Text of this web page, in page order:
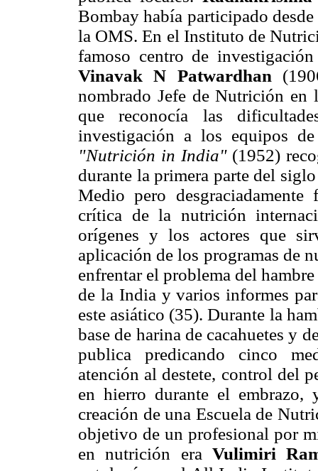
Bombay había participado
la OMS. En el Instituto de
famoso centro de
Vinavak N Patwardhan
nombrado Jefe de Nutrición
que reconocía las
investigación a los equipos
"Nutrición in India" (1952)
durante la primera parte del
Medio pero
crítica de la nutrición
orígenes y los actores que
aplicación de los programas de
enfrentar el problema del
de la India y varios informes
este asiático (35). Durante la
base de harina de cacahuetes y
publica predicando cinco
atención al destete, control del
en hierro durante el
creación de una Escuela de
objetivo de un profesional por
en nutrición era Vulimiri